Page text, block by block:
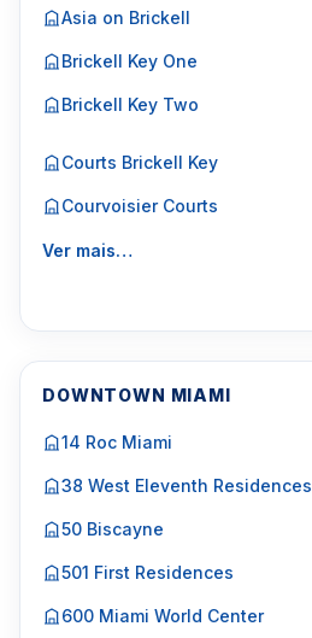
Asia on Brickell
Brickell Key One
Brickell Key Two
Courts Brickell Key
Courvoisier Courts
Ver mais…
DOWNTOWN MIAMI
14 Roc Miami
38 West Eleventh Residences
50 Biscayne
501 First Residences
600 Miami World Center